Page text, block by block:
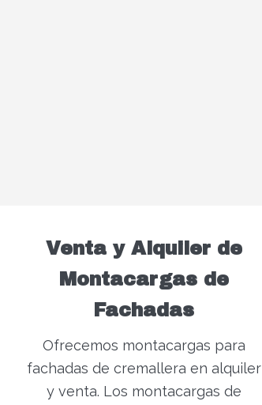
Venta y Alquiler de
Montacargas de
Fachadas
Ofrecemos montacargas para
fachadas de cremallera en alquiler
y venta. Los montacargas de